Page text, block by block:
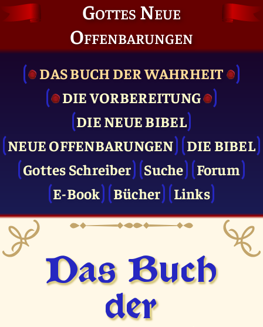
Gottes Neue
Offenbarungen
DAS BUCH DER WAHRHEIT
DIE VOR­BEREITUNG
DIE NEUE BIBEL
NEUE OFFENBARUNGEN
DIE BIBEL
Gottes Schreiber
Suche
Forum
E-Book
Bücher Links
Das Buch
der